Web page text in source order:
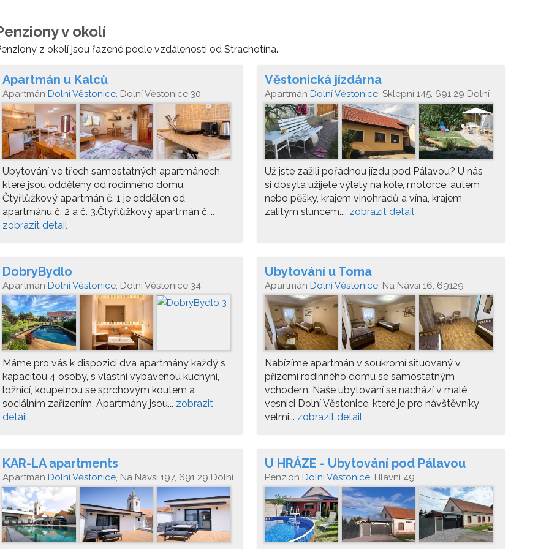
v okolí
z okolí jsou řazené podle vzdálenosti od Strachotína.
Apartmán u Kalců
Apartmán Dolní Věstonice, Dolní Věstonice 30
Ubytování ve třech samostatných apartmánech,
které jsou odděleny od rodinného domu.
Čtyřlůžkový apartmán č. 1 je oddělen od
apartmánu č. 2 a č. 3.Čtyřlůžkový apartmán č....
zobrazit detail
Věstonická jízdárna
Apartmán Dolní Věstonice, Sklepní 145, 691 29 Dolní
Věstonice
Už jste zažili pořádnou jízdu pod Pálavou? U nás
si dosyta užijete výlety na kole, motorce, autem
nebo pěšky, krajem vinohradů a vína, krajem
zalitým sluncem.... zobrazit detail
DobryBydlo
Apartmán Dolní Věstonice, Dolní Věstonice 34
Máme pro vás k dispozici dva apartmány každý s
kapacitou 4 osoby, s vlastní vybavenou kuchyní,
ložnicí, koupelnou se sprchovým koutem a
sociálním zařízením. Apartmány jsou... zobrazit
detail
Ubytování u Toma
Apartmán Dolní Věstonice, Na Návsi 16, 69129
Nabízíme apartmán v soukromí situovaný v
přízemí rodinného domu se samostatným
vchodem. Naše ubytování se nachází v malé
vesnici Dolní Věstonice, které je pro návštěvníky
velmi... zobrazit detail
KAR-LA apartments
Apartmán Dolní Věstonice, Na Návsi 197, 691 29 Dolní
Věstonice
U HRÁZE - Ubytování pod Pálavou
Penzion Dolní Věstonice, Hlavní 49